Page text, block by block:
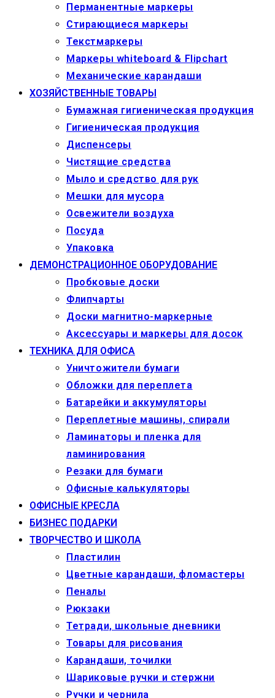
Перманентные маркеры
Стирающиеся маркеры
Текстмаркеры
Маркеры whiteboard & Flipchart
Механические карандаши
ХОЗЯЙСТВЕННЫЕ ТОВАРЫ
Бумажная гигиеническая продукция
Гигиеническая продукция
Диспенсеры
Чистящие средства
Мыло и средство для рук
Мешки для мусора
Освежители воздуха
Посуда
Упаковка
ДЕМОНСТРАЦИОННОЕ ОБОРУДОВАНИЕ
Пробковые доски
Флипчарты
Доски магнитно-маркерные
Аксессуары и маркеры для досок
ТЕХНИКА ДЛЯ ОФИСА
Уничтожители бумаги
Обложки для переплета
Батарейки и аккумуляторы
Переплетные машины, спирали
Ламинаторы и пленка для
ламинирования
Резаки для бумаги
Офисные калькуляторы
ОФИСНЫЕ КРЕСЛА
БИЗНЕС ПОДАРКИ
ТВОРЧЕСТВО И ШКОЛА
Пластилин
Цветные карандаши, фломастеры
Пеналы
Рюкзаки
Тетради, школьные дневники
Товары для рисования
Карандаши, точилки
Шариковые ручки и стержни
Ручки и чернила